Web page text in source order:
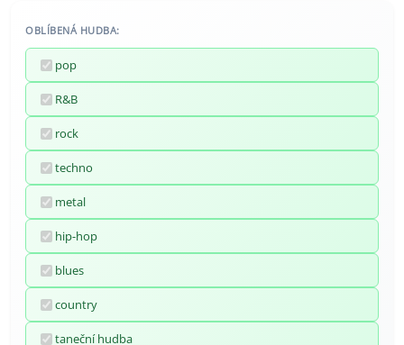
OBLÍBENÁ HUDBA:
pop
R&B
rock
techno
metal
hip-hop
blues
country
taneční hudba